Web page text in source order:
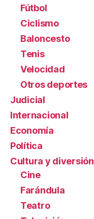
Fútbol
Ciclismo
Baloncesto
Tenis
Velocidad
Otros deportes
Judicial
Internacional
Economía
Política
Cultura y diversión
Cine
Farándula
Teatro